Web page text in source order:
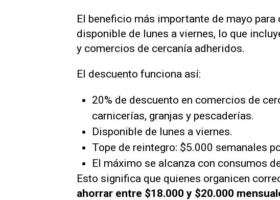
El beneficio más importante de mayo
disponible de lunes a viernes, lo que
y comercios de cercanía adheridos.
El descuento funciona así:
20% de descuento en comercios de
carnicerías, granjas y pescaderías.
Disponible de lunes a viernes.
Tope de reintegro: $5.000 semanales
El máximo se alcanza con consumos
Esto significa que quienes organicen
ahorrar entre $18.000 y $20.000